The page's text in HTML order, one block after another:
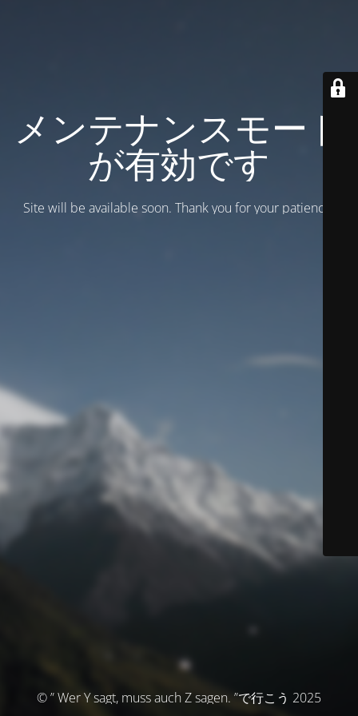
メンテナンスモード
が有効です
Site will be available soon. Thank you for your patience!
© ” Wer Y sagt, muss auch Z sagen. ”で行こう 2025